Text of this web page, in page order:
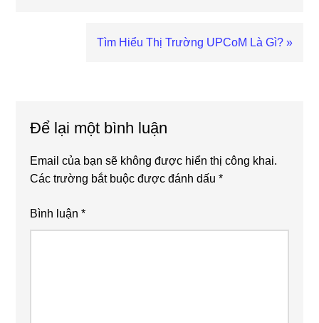
Next
Tìm Hiểu Thị Trường UPCoM Là Gì? »
Để lại một bình luận
Email của bạn sẽ không được hiển thị công khai.
Các trường bắt buộc được đánh dấu*
Bình luận*